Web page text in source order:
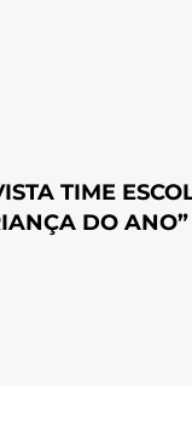
TIME
DO ANO”